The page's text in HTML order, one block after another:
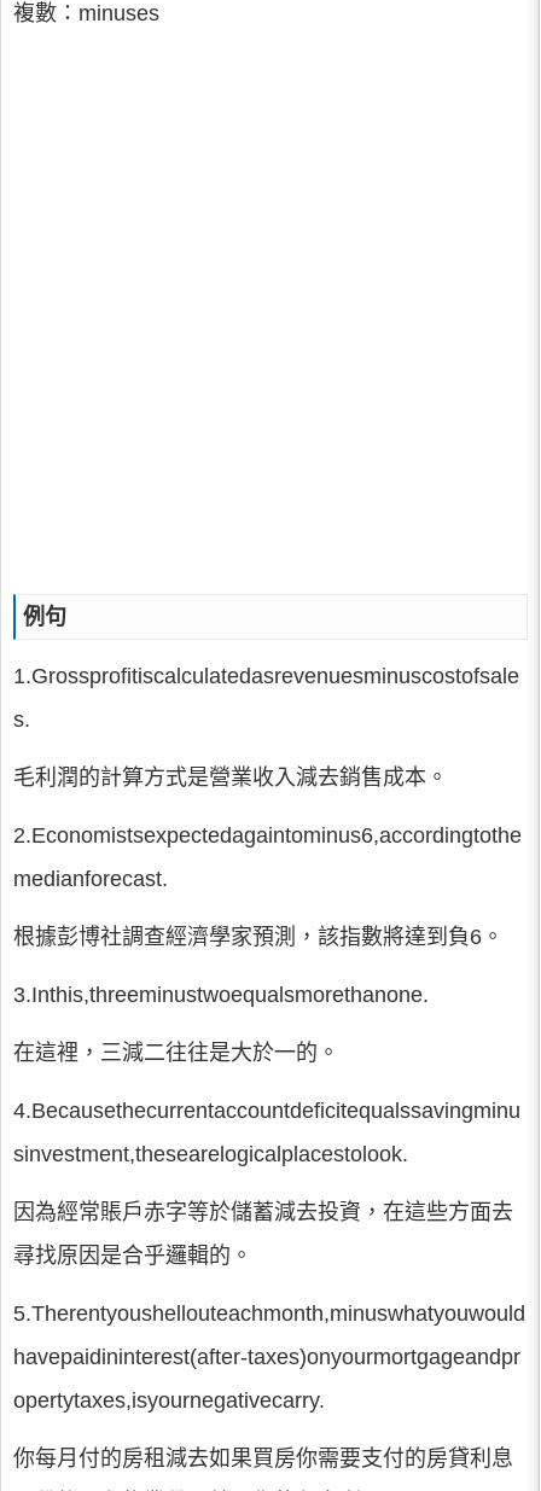
複數：minuses
例句
1.Grossprofitiscalculatedasrevenuesminuscostofsale
s.
毛利潤的計算方式是營業收入減去銷售成本。
2.Economistsexpectedagaintominus6,accordingtothe
medianforecast.
根據彭博社調查經濟學家預測，該指數將達到負6。
3.Inthis,threeminustwoequalsmorethanone.
在這裡，三減二往往是大於一的。
4.Becausethecurrentaccountdeficitequalssavingminu
sinvestment,thesearelogicalplacestolook.
因為經常賬戶赤字等於儲蓄減去投資，在這些方面去
尋找原因是合乎邏輯的。
5.Therentyoushellouteachmonth,minuswhatyouwould
havepaidininterest(after-taxes)onyourmortgageandpr
opertytaxes,isyournegativecarry.
你每月付的房租減去如果買房你需要支付的房貸利息